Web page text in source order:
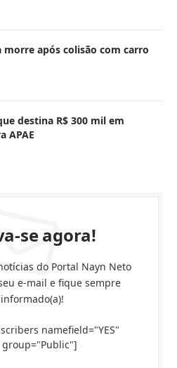
morre após colisão com carro
destina R$ 300 mil em
APAE
se agora!
do Portal Nayn Neto
e-mail e fique sempre
namefield="YES"
group="Public"]